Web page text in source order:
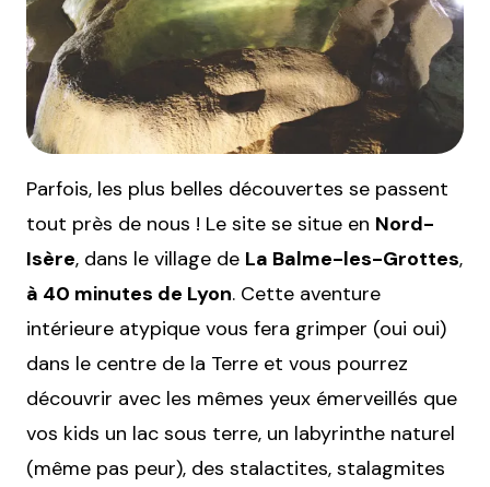
Parfois, les plus belles découvertes se passent
tout près de nous ! Le site se situe en Nord-
Isère, dans le village de La Balme-les-Grottes,
à 40 minutes de Lyon. Cette aventure
intérieure atypique vous fera grimper (oui oui)
dans le centre de la Terre et vous pourrez
découvrir avec les mêmes yeux émerveillés que
vos kids un lac sous terre, un labyrinthe naturel
(même pas peur), des stalactites, stalagmites